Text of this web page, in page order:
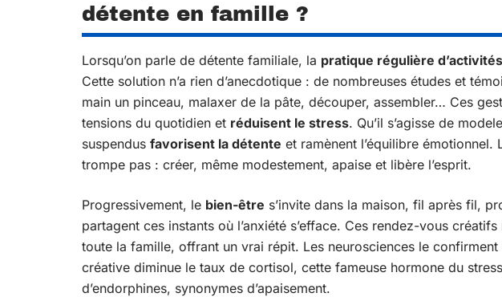
détente en famille ?
Lorsqu’on parle de détente familiale, la pratique régulière
Cette solution n’a rien d’anecdotique : de nombreuses études et
main un pinceau, malaxer de la pâte, découper, assembler… Ces
tensions du quotidien et réduisent le stress. Qu’il s’agisse de
suspendus favorisent la détente et ramènent l’équilibre émotionnel.
trompe pas : créer, même modestement, apaise et libère l’esprit.
Progressivement, le bien-être s’invite dans la maison, fil après fil,
partagent ces instants où l’anxiété s’efface. Ces rendez-vous
toute la famille, offrant un vrai répit. Les neurosciences le confirment
créative diminue le taux de cortisol, cette fameuse hormone du
d’endorphines, synonymes d’apaisement.